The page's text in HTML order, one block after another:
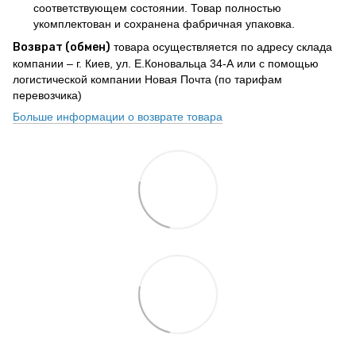
соответствующем состоянии. Товар полностью
укомплектован и сохранена фабричная упаковка.
Возврат (обмен) товара осуществляется по адресу склада
компании – г. Киев, ул. Е.Коновальца 34-А или с помощью
логистической компании Новая Почта (по тарифам
перевозчика)
Больше информации о возврате товара